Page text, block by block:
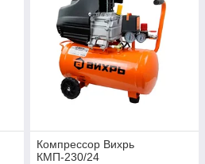
Компрессор Вихрь
КМП-230/24